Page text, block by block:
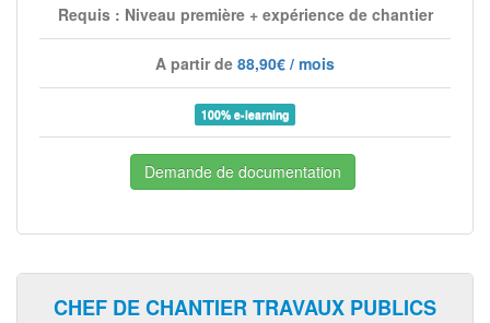
Requis : Niveau première + expérience de chantier
A partir de 88,90€ / mois
100% e-learning
Demande de documentation
CHEF DE CHANTIER TRAVAUX PUBLICS